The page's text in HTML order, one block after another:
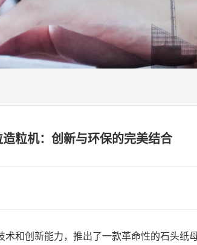
粒机：创新与环保的完美结合
和创新能力，推出了一款革命性的石头纸